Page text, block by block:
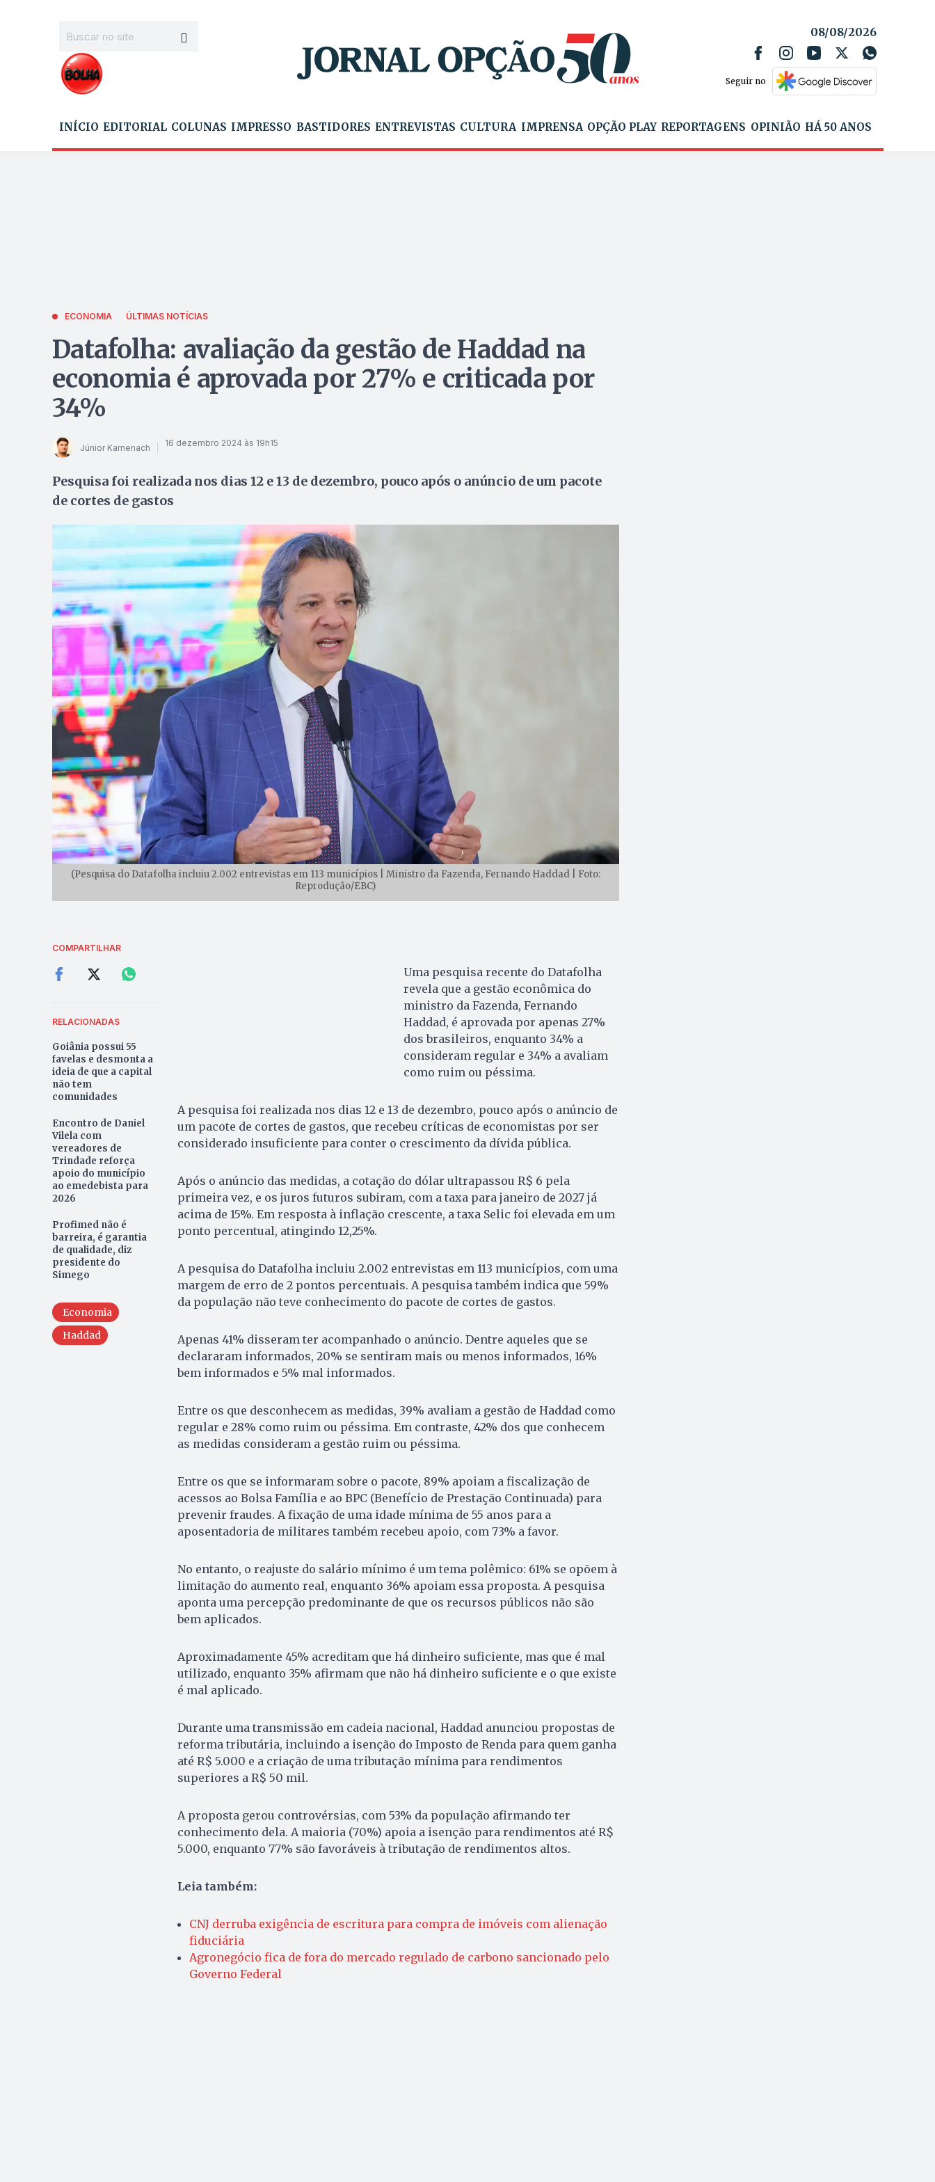
08/08/2026
Seguir no
INÍCIO EDITORIAL COLUNAS IMPRESSO BASTIDORES ENTREVISTAS CULTURA IMPRENSA OPÇÃO PLAY REPORTAGENS OPINIÃO HÁ 50 ANOS
ECONOMIA ÚLTIMAS NOTÍCIAS
Datafolha: avaliação da gestão de Haddad na
economia é aprovada por 27% e criticada por
34%
Júnior Kamenach 16 dezembro 2024 às 19h15
Pesquisa foi realizada nos dias 12 e 13 de dezembro, pouco após o anúncio de um pacote
de cortes de gastos
(Pesquisa do Datafolha incluiu 2.002 entrevistas em 113 municípios | Ministro da Fazenda, Fernando Haddad | Foto:
Reprodução/EBC)
COMPARTILHAR
RELACIONADAS
Goiânia possui 55
favelas e desmonta a
ideia de que a capital
não tem
comunidades
Encontro de Daniel
Vilela com
vereadores de
Trindade reforça
apoio do município
ao emedebista para
2026
Profimed não é
barreira, é garantia
de qualidade, diz
presidente do
Simego
Economia
Haddad
Uma pesquisa recente do Datafolha
revela que a gestão econômica do
ministro da Fazenda, Fernando
Haddad, é aprovada por apenas 27%
dos brasileiros, enquanto 34% a
consideram regular e 34% a avaliam
como ruim ou péssima.
A pesquisa foi realizada nos dias 12 e 13 de dezembro, pouco após o anúncio de
um pacote de cortes de gastos, que recebeu críticas de economistas por ser
considerado insuficiente para conter o crescimento da dívida pública.
Após o anúncio das medidas, a cotação do dólar ultrapassou R$ 6 pela
primeira vez, e os juros futuros subiram, com a taxa para janeiro de 2027 já
acima de 15%. Em resposta à inflação crescente, a taxa Selic foi elevada em um
ponto percentual, atingindo 12,25%.
A pesquisa do Datafolha incluiu 2.002 entrevistas em 113 municípios, com uma
margem de erro de 2 pontos percentuais. A pesquisa também indica que 59%
da população não teve conhecimento do pacote de cortes de gastos.
Apenas 41% disseram ter acompanhado o anúncio. Dentre aqueles que se
declararam informados, 20% se sentiram mais ou menos informados, 16%
bem informados e 5% mal informados.
Entre os que desconhecem as medidas, 39% avaliam a gestão de Haddad como
regular e 28% como ruim ou péssima. Em contraste, 42% dos que conhecem
as medidas consideram a gestão ruim ou péssima.
Entre os que se informaram sobre o pacote, 89% apoiam a fiscalização de
acessos ao Bolsa Família e ao BPC (Benefício de Prestação Continuada) para
prevenir fraudes. A fixação de uma idade mínima de 55 anos para a
aposentadoria de militares também recebeu apoio, com 73% a favor.
No entanto, o reajuste do salário mínimo é um tema polêmico: 61% se opõem à
limitação do aumento real, enquanto 36% apoiam essa proposta. A pesquisa
aponta uma percepção predominante de que os recursos públicos não são
bem aplicados.
Aproximadamente 45% acreditam que há dinheiro suficiente, mas que é mal
utilizado, enquanto 35% afirmam que não há dinheiro suficiente e o que existe
é mal aplicado.
Durante uma transmissão em cadeia nacional, Haddad anunciou propostas de
reforma tributária, incluindo a isenção do Imposto de Renda para quem ganha
até R$ 5.000 e a criação de uma tributação mínima para rendimentos
superiores a R$ 50 mil.
A proposta gerou controvérsias, com 53% da população afirmando ter
conhecimento dela. A maioria (70%) apoia a isenção para rendimentos até R$
5.000, enquanto 77% são favoráveis à tributação de rendimentos altos.
Leia também:
CNJ derruba exigência de escritura para compra de imóveis com alienação
fiduciária
Agronegócio fica de fora do mercado regulado de carbono sancionado pelo
Governo Federal